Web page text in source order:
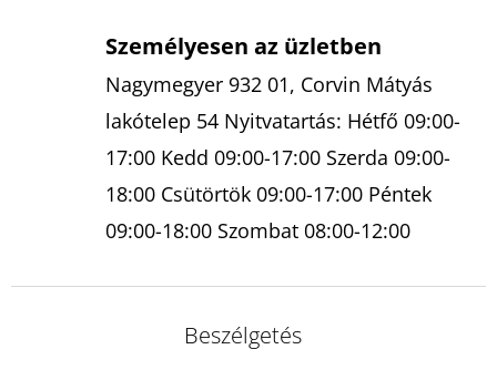
Személyesen az üzletben
Nagymegyer 932 01, Corvin Mátyás
lakótelep 54 Nyitvatartás: Hétfő 09:00-
17:00 Kedd 09:00-17:00 Szerda 09:00-
18:00 Csütörtök 09:00-17:00 Péntek
09:00-18:00 Szombat 08:00-12:00
Beszélgetés